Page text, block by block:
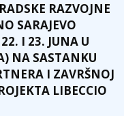
RAZVOJNE
SARAJEVO
I 23. JUNA U
NA SASTANKU
I ZAVRŠNOJ
LIBECCIO